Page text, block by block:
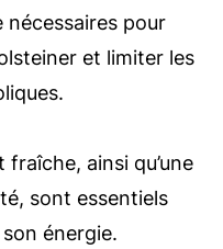
pour
et limiter les
fraîche, ainsi qu’une
sont essentiels
énergie.